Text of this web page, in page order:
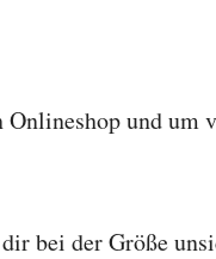
und um
bei der Größe